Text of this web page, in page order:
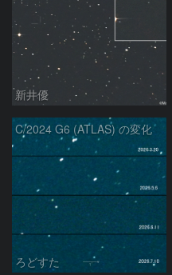
新井優
C/2024 G6 (ATLAS) の変化
ろどすた